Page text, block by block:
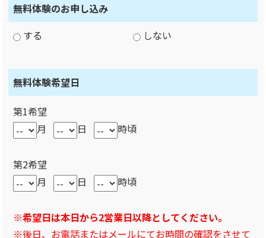
無料体験のお申し込み
する
しない
無料体験希望日
第1希望
月
日 時頃
第2希望
月
日 時頃
※希望日は本日から2営業日以降としてください。
※後日、お電話またはメールにてお時間の確認をさせて